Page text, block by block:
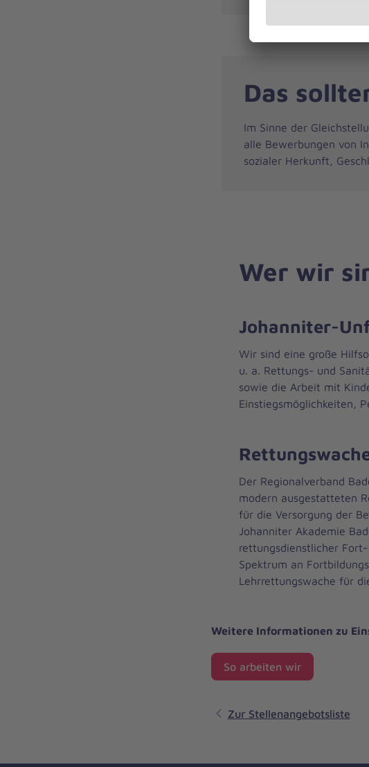
Das
Im Sinne der
alle Bewerbungen von
sozialer Herkunft,
Wer wir
Johanniter-
Wir sind eine große
u. a. Rettungs- und
sowie die Arbeit mit
Einstiegsmöglichkeiten,
Der Regionalverband
modern ausgestatteten
für die Versorgung der
Johanniter Akademie
rettungsdienstlicher
Spektrum an
Lehrrettungswache für
Weitere Informationen zu
So arbeiten wir
Zur Stellenangebotsliste